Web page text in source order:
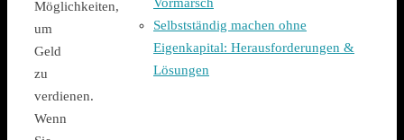
Möglichkeiten,
um
Geld
zu
verdienen.
Wenn
Selbstständig machen ohne
Eigenkapital: Herausforderungen &
Lösungen